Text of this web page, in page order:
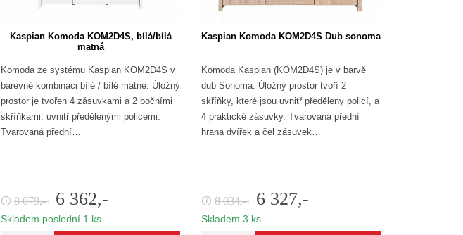
Kaspian Komoda KOM2D4S, bílá/bílá
matná
Komoda ze systému Kaspian KOM2D4S v
barevné kombinaci bílé / bílé matné. Úložný
prostor je tvořen 4 zásuvkami a 2 bočními
skříňkami, uvnitř předělenými policemi.
Tvarovaná přední…
🛈 8 079,- 6 362,-
Skladem poslední 1 ks
Kaspian Komoda KOM2D4S Dub sonoma
Komoda Kaspian (KOM2D4S) je v barvě
dub Sonoma. Úložný prostor tvoří 2
skříňky, které jsou uvnitř předěleny policí, a
4 praktické zásuvky. Tvarovaná přední
hrana dvířek a čel zásuvek…
🛈 8 034,- 6 327,-
Skladem 3 ks